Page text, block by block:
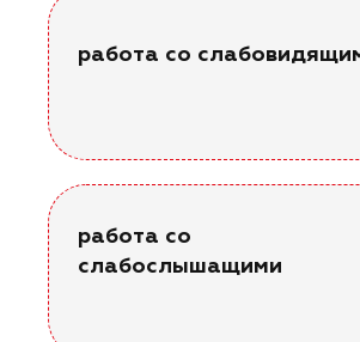
работа со
работа со
слабослышащими